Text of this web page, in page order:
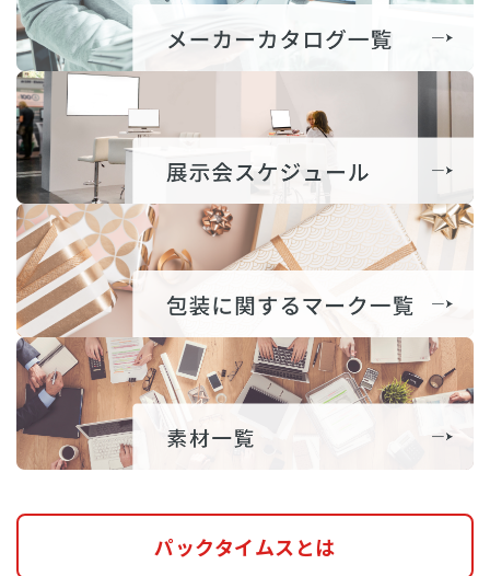
パックタイムスとは